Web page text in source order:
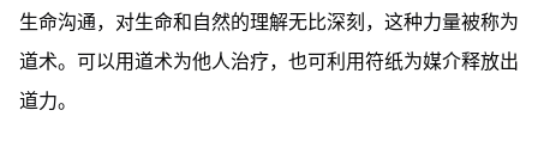
生命沟通，对生命和自然的理解无比深刻，这种力量被称为
道术。可以用道术为他人治疗，也可利用符纸为媒介释放出
道力。